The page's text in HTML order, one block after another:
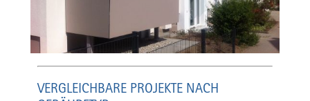
VERGLEICHBARE PROJEKTE NACH